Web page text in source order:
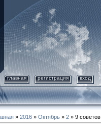
главная регистрация вход
» 2016 » Октябрь » 2 » 9